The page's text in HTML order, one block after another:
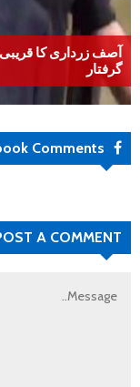
آصف زرداری کا
گرفتار
Comments
A COMMENT.